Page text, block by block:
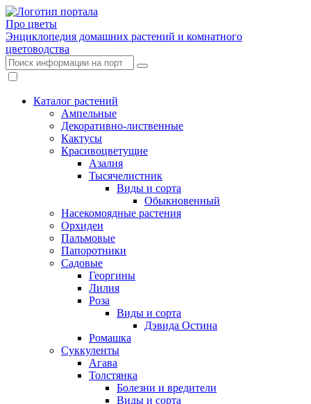
Про цветы
Энциклопедия домашних растений и комнатного
цветоводства
Каталог растений
Ампельные
Декоративно-лиственные
Кактусы
Красивоцветущие
Азалия
Тысячелистник
Виды и сорта
Обыкновенный
Насекомоядные растения
Орхидеи
Пальмовые
Папоротники
Садовые
Георгины
Лилия
Роза
Виды и сорта
Дэвида Остина
Ромашка
Суккуленты
Агава
Толстянка
Болезни и вредители
Виды и сорта